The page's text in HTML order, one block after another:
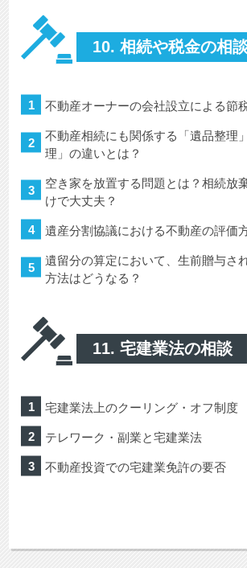
10. 相続や税金の相
不動産オーナーの会社設立による節
不動産相続にも関係する「遺品整理
理」の違いとは？
空き家を放置する問題とは？相続放
けで大丈夫？
遺産分割協議における不動産の評価
遺留分の算定において、生前贈与さ
方法はどうなる？
11. 宅建業法の相談
宅建業法上のクーリング・オフ制度
テレワーク・副業と宅建業法
不動産投資での宅建業免許の要否